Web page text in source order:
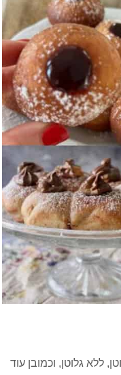
ללא גלוטן, וכמובן עוד